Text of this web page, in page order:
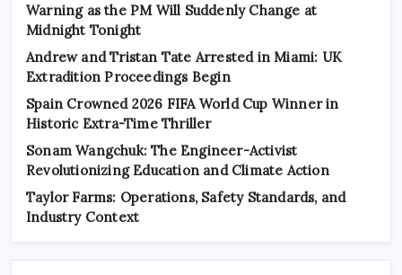
Warning as the PM Will Suddenly Change at
Midnight Tonight
Andrew and Tristan Tate Arrested in Miami: UK
Extradition Proceedings Begin
Spain Crowned 2026 FIFA World Cup Winner in
Historic Extra-Time Thriller
Sonam Wangchuk: The Engineer-Activist
Revolutionizing Education and Climate Action
Taylor Farms: Operations, Safety Standards, and
Industry Context